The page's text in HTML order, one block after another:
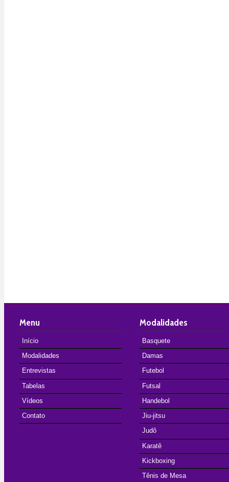
Menu
Início
Modalidades
Entrevistas
Tabelas
Vídeos
Contato
Modalidades
Basquete
Damas
Futebol
Futsal
Handebol
Jiu-jitsu
Judô
Karatê
Kickboxing
Tênis de Mesa